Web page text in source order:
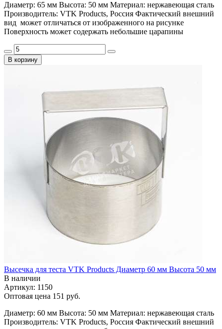
Диаметр: 65 мм Высота: 50 мм Материал: нержавеющая сталь
Производитель: VTK Products, Россия Фактический внешний
вид может отличаться от изображенного на рисунке
Поверхность может содержать небольшие царапины
В корзину
Высечка для теста VTK Products Диаметр 60 мм Высота 50 мм
В наличии
Артикул: 1150
Оптовая цена 151 руб.
Диаметр: 60 мм Высота: 50 мм Материал: нержавеющая сталь
Производитель: VTK Products, Россия Фактический внешний